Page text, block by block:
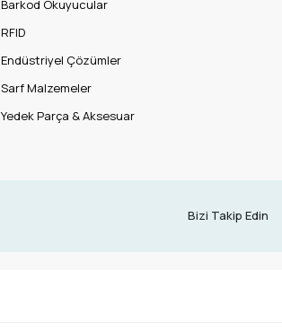
Barkod Okuyucular
RFID
Endüstriyel Çözümler
Sarf Malzemeler
Yedek Parça & Aksesuar
Bizi Takip Edin